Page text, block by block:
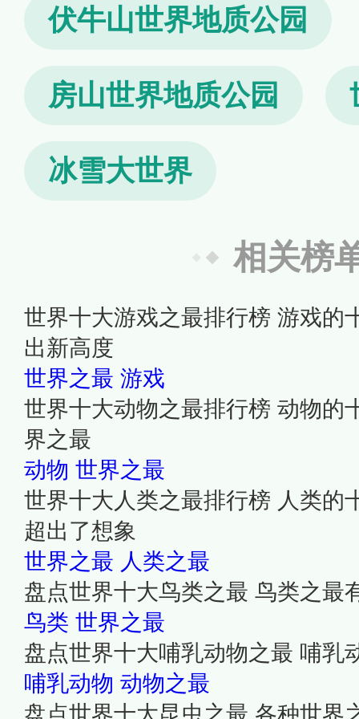
伏牛山世界地质公园
房山世界地质公园
冰雪大世界
相关榜
世界十大游戏之最排行榜 游戏的
出新高度
世界之最 游戏
世界十大动物之最排行榜 动物的
界之最
动物 世界之最
世界十大人类之最排行榜 人类的
超出了想象
世界之最 人类之最
盘点世界十大鸟类之最 鸟类之最
鸟类 世界之最
盘点世界十大哺乳动物之最 哺乳
哺乳动物 动物之最
盘点世界十大昆虫之最 各种世界